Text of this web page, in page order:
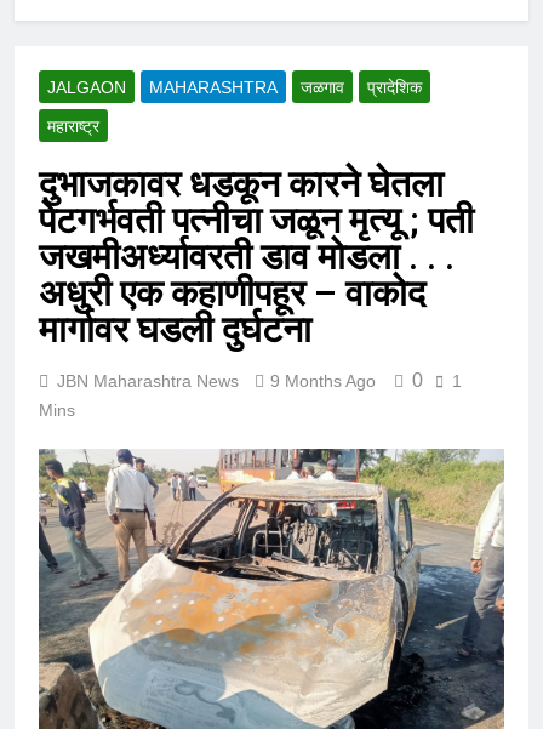
JALGAON MAHARASHTRA जळगाव
प्रादेशिक
महाराष्ट्र
दुभाजकावर धडकून कारने घेतला
पेटगर्भवती पत्नीचा जळून मृत्यू ; पती
जखमीअर्ध्यावरती डाव मोडला . . .
अधुरी एक कहाणीपहूर – वाकोद
मार्गावर घडली दुर्घटना
JBN Maharashtra News 9 Months Ago 0
1
Mins